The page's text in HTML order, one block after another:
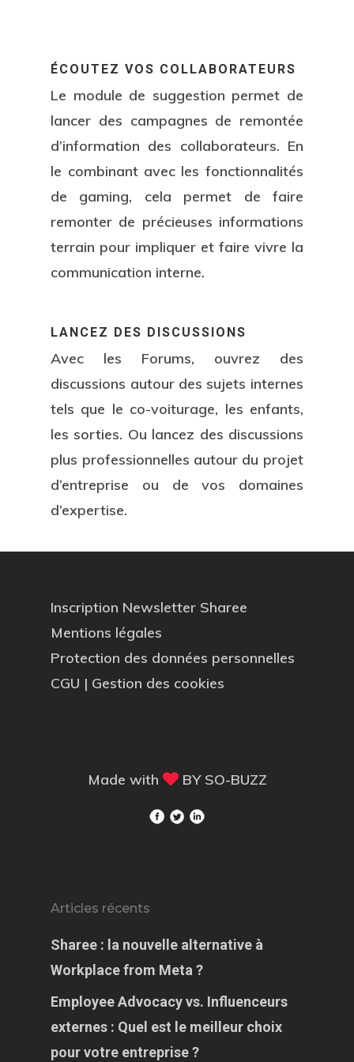
ÉCOUTEZ VOS COLLABORATEURS
Le module de suggestion permet de
lancer des campagnes de remontée
d’information des collaborateurs. En
le combinant avec les fonctionnalités
de gaming, cela permet de faire
remonter de précieuses informations
terrain pour impliquer et faire vivre la
communication interne.
LANCEZ DES DISCUSSIONS
Avec les Forums, ouvrez des
discussions autour des sujets internes
tels que le co-voiturage, les enfants,
les sorties. Ou lancez des discussions
plus professionnelles autour du projet
d’entreprise ou de vos domaines
d’expertise.
Inscription Newsletter Sharee
Mentions légales
Protection des données personnelles
CGU | Gestion des cookies
Made with BY SO-BUZZ
Articles récents
Sharee : la nouvelle alternative à
Workplace from Meta ?
Employee Advocacy vs. Influenceurs
externes : Quel est le meilleur choix
pour votre entreprise ?